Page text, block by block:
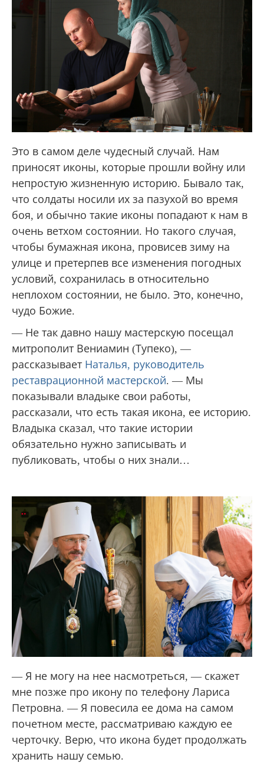
Это в самом деле чудесный случай. Нам
приносят иконы, которые прошли войну или
непростую жизненную историю. Бывало так,
что солдаты носили их за пазухой во время
боя, и обычно такие иконы попадают к нам в
очень ветхом состоянии. Но такого случая,
чтобы бумажная икона, провисев зиму на
улице и претерпев все изменения погодных
условий, сохранилась в относительно
неплохом состоянии, не было. Это, конечно,
чудо Божие.
— Не так давно нашу мастерскую посещал
митрополит Вениамин (Тупеко), —
рассказывает Наталья, руководитель
реставрационной мастерской. — Мы
показывали владыке свои работы,
рассказали, что есть такая икона, ее историю.
Владыка сказал, что такие истории
обязательно нужно записывать и
публиковать, чтобы о них знали…
— Я не могу на нее насмотреться, — скажет
мне позже про икону по телефону Лариса
Петровна. — Я повесила ее дома на самом
почетном месте, рассматриваю каждую ее
черточку. Верю, что икона будет продолжать
хранить нашу семью.